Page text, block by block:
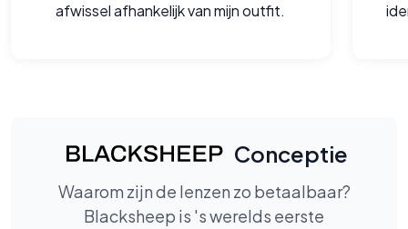
afwissel afhankelijk van mijn outfit.
Conceptie
Waarom zijn de lenzen zo betaalbaar?
Blacksheep is 's werelds eerste